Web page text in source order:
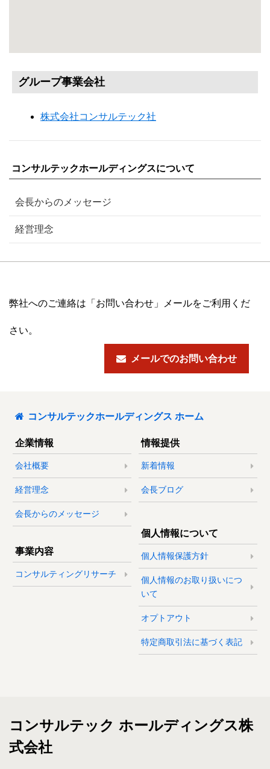
グループ事業会社
株式会社コンサルテック社
コンサルテックホールディングスについて
会長からのメッセージ
経営理念
弊社へのご連絡は「お問い合わせ」メールをご利用くだ
さい。
メールでのお問い合わせ
コンサルテックホールディングス ホーム
企業情報
会社概要
経営理念
会長からのメッセージ
事業内容
コンサルティングリサーチ
情報提供
新着情報
会長ブログ
個人情報について
個人情報保護方針
個人情報のお取り扱いにつ
いて
オプトアウト
特定商取引法に基づく表記
コンサルテック ホールディングス株
式会社